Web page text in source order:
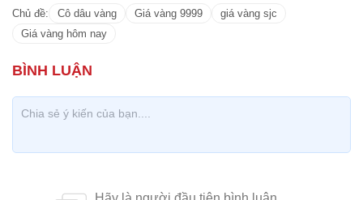
Chủ đề: Cô dâu vàng Giá vàng 9999
giá vàng sjc
Giá vàng hôm nay